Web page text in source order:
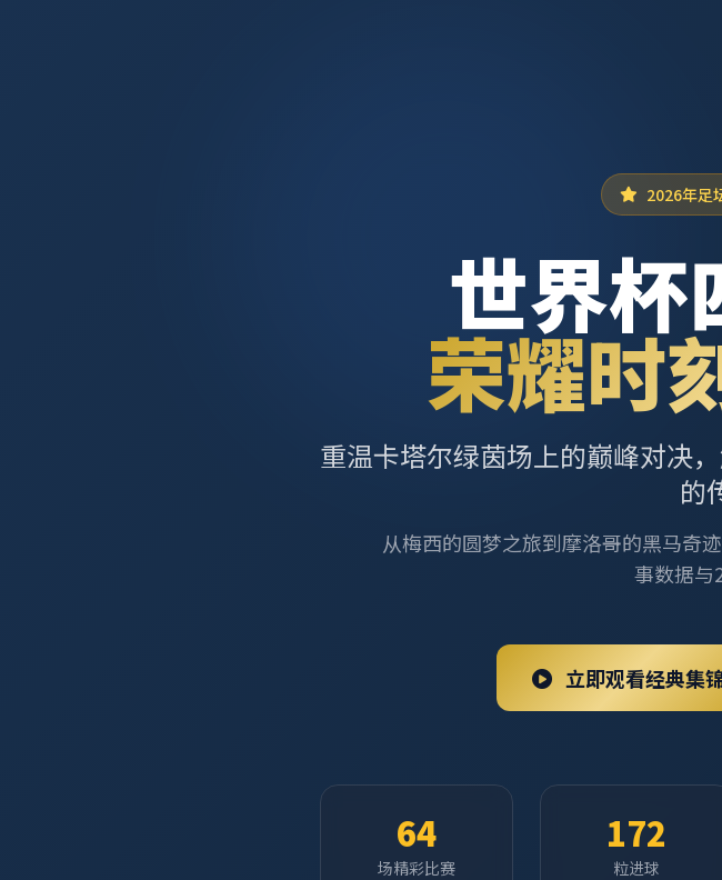
2026年足
世界
荣耀时
重温卡塔尔绿茵场上的巅峰对决
的
从梅西的圆梦之旅到摩洛哥的黑马奇
事数据与
立即观看经典集
64
场精彩比赛
172
粒进球